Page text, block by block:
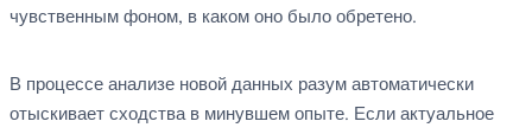
чувственным фоном, в каком оно было обретено.
В процессе анализе новой данных разум автоматически
отыскивает сходства в минувшем опыте. Если актуальное